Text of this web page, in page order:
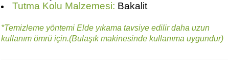
Tutma Kolu Malzemesi: Bakalit
*Temizleme yöntemi Elde yıkama tavsiye edilir daha uzun
kullanım ömrü için.(Bulaşık makinesinde kullanıma uygundur)